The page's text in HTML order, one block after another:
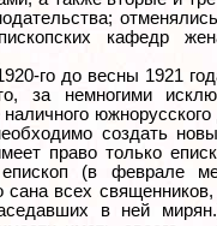
кафедр
го до весны 1921
за немногими
создать
право только
(в феврале
сана всех
в ней